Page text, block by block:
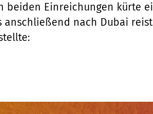
beiden Einreichungen kürte
anschließend nach Dubai